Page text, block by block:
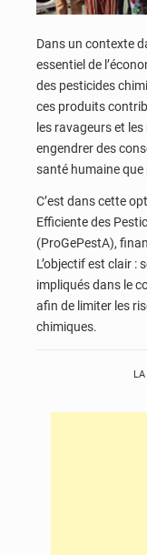
Dans un contexte
essentiel de
des pesticides
ces produits
les ravageurs et
engendrer des
santé humaine que
C’est dans cette
Efficiente des
(ProGePestA),
L’objectif est clair :
impliqués dans le
afin de limiter les
chimiques.